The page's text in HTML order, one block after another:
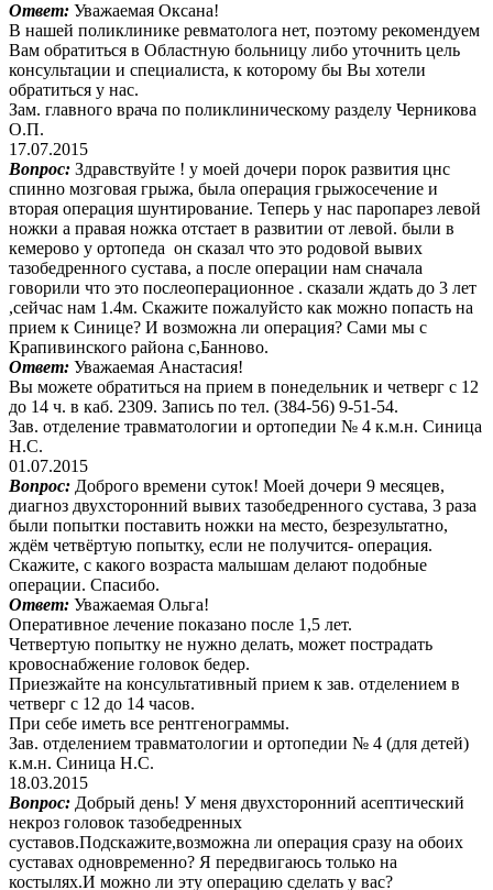
Ответ: Уважаемая Оксана!
В нашей поликлинике ревматолога нет, поэтому рекомендуем
Вам обратиться в Областную больницу либо уточнить цель
консультации и специалиста, к которому бы Вы хотели
обратиться у нас.
Зам. главного врача по поликлиническому разделу Черникова
О.П.
17.07.2015
Вопрос: Здравствуйте ! у моей дочери порок развития цнс
спинно мозговая грыжа, была операция грыжосечение и
вторая операция шунтирование. Теперь у нас паропарез левой
ножки а правая ножка отстает в развитии от левой. были в
кемерово у ортопеда он сказал что это родовой вывих
тазобедренного сустава, а после операции нам сначала
говорили что это послеоперационное . сказали ждать до 3 лет
,сейчас нам 1.4м. Скажите пожалуйсто как можно попасть на
прием к Синице? И возможна ли операция? Сами мы с
Крапивинского района с,Банново.
Ответ: Уважаемая Анастасия!
Вы можете обратиться на прием в понедельник и четверг с 12
до 14 ч. в каб. 2309. Запись по тел. (384-56) 9-51-54.
Зав. отделение травматологии и ортопедии № 4 к.м.н. Синица
Н.С.
01.07.2015
Вопрос: Доброго времени суток! Моей дочери 9 месяцев,
диагноз двухсторонний вывих тазобедренного сустава, 3 раза
были попытки поставить ножки на место, безрезультатно,
ждём четвёртую попытку, если не получится- операция.
Скажите, с какого возраста малышам делают подобные
операции. Спасибо.
Ответ: Уважаемая Ольга!
Оперативное лечение показано после 1,5 лет.
Четвертую попытку не нужно делать, может пострадать
кровоснабжение головок бедер.
Приезжайте на консультативный прием к зав. отделением в
четверг с 12 до 14 часов.
При себе иметь все рентгенограммы.
Зав. отделением травматологии и ортопедии № 4 (для детей)
к.м.н. Синица Н.С.
18.03.2015
Вопрос: Добрый день! У меня двухсторонний асептический
некроз головок тазобедренных
суставов.Подскажите,возможна ли операция сразу на обоих
суставах одновременно? Я передвигаюсь только на
костылях.И можно ли эту операцию сделать у вас?